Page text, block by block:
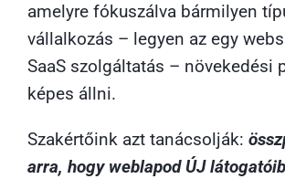
amelyre fókuszálva bármilyen
vállalkozás – legyen az egy
SaaS szolgáltatás – növekedési
képes állni.
Szakértőink azt tanácsolják:
arra, hogy weblapod ÚJ